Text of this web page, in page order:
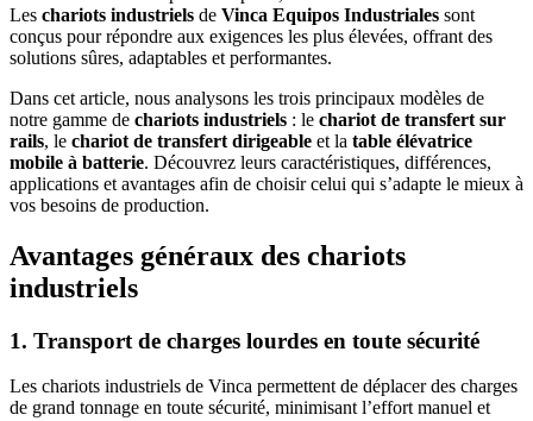
Les chariots industriels de Vinca Equipos Industriales sont
conçus pour répondre aux exigences les plus élevées, offrant des
solutions sûres, adaptables et performantes.
Dans cet article, nous analysons les trois principaux modèles de
notre gamme de chariots industriels : le chariot de transfert sur
rails, le chariot de transfert dirigeable et la table élévatrice
mobile à batterie. Découvrez leurs caractéristiques, différences,
applications et avantages afin de choisir celui qui s’adapte le mieux à
vos besoins de production.
Avantages généraux des chariots
industriels
1. Transport de charges lourdes en toute sécurité
Les chariots industriels de Vinca permettent de déplacer des charges
de grand tonnage en toute sécurité, minimisant l’effort manuel et